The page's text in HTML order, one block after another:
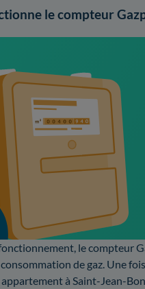
le compteur
le compteur
de gaz. Une
à Saint-Jean-